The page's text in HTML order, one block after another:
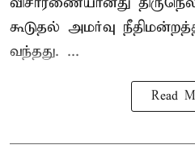
கூடுதல் அமர்வு
வந்தது. ...
Read